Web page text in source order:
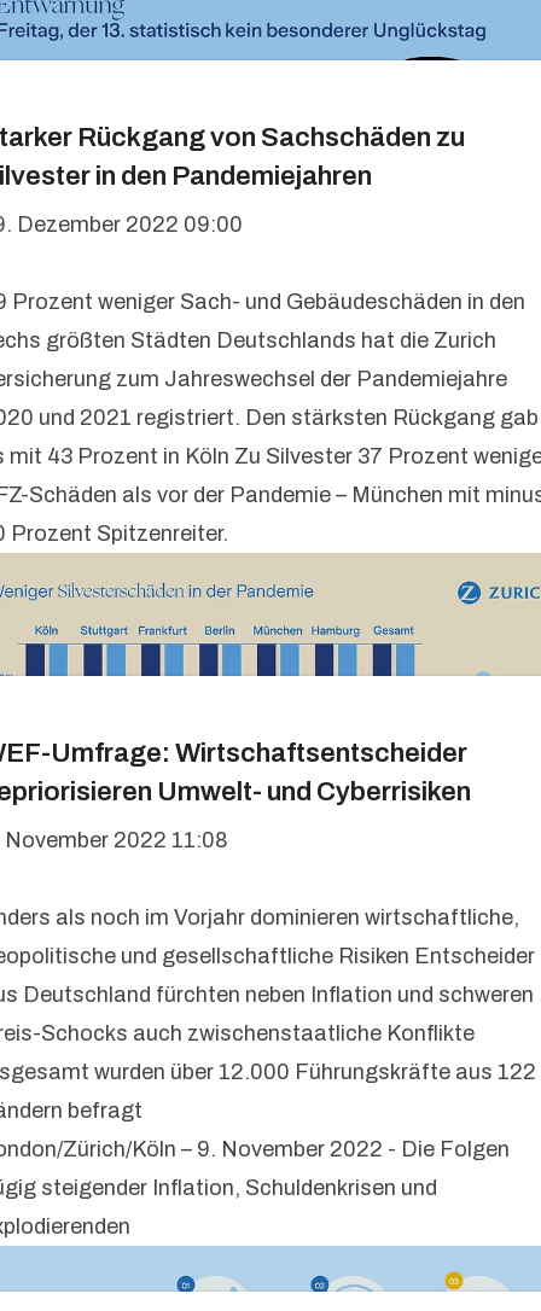
Rückgang von Sachschäden zu
in den Pandemiejahren
Dezember 2022 09:00
Prozent weniger Sach- und Gebäudeschäden in den
größten Städten Deutschlands hat die Zurich
zum Jahreswechsel der Pandemiejahre
und 2021 registriert. Den stärksten Rückgang gab
mit 43 Prozent in Köln Zu Silvester 37 Prozent
Schäden als vor der Pandemie – München mit
Prozent Spitzenreiter.
Umfrage: Wirtschaftsentscheider
Umwelt- und Cyberrisiken
November 2022 11:08
als noch im Vorjahr dominieren wirtschaftliche,
und gesellschaftliche Risiken Entscheider
Deutschland fürchten neben Inflation und schweren
Schocks auch zwischenstaatliche Konflikte
wurden über 12.000 Führungskräfte aus 122
befragt
Zürich/Köln – 9. November 2022 - Die Folgen
steigender Inflation, Schuldenkrisen und